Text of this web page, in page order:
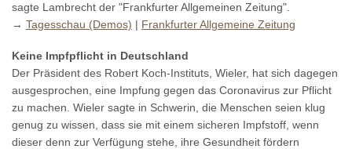
sagte Lambrecht der "Frankfurter Allgemeinen Zeitung".
→ Tagesschau (Demos) | Frankfurter Allgemeine Zeitung
Keine Impfpflicht in Deutschland
Der Präsident des Robert Koch-Instituts, Wieler, hat sich dagegen
ausgesprochen, eine Impfung gegen das Coronavirus zur Pflicht
zu machen. Wieler sagte in Schwerin, die Menschen seien klug
genug zu wissen, dass sie mit einem sicheren Impfstoff, wenn
dieser denn zur Verfügung stehe, ihre Gesundheit fördern